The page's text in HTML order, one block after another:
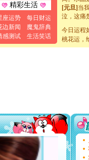
精彩生活
座运势
每日财运
边新闻
魔鬼辞典
感测试
生活笑话
[元旦] 当
泣，这痛
卖了。水
[春节]风
颜！冬去
道一声平
能正大光
天都要快
[圣诞节]
如意,快
[元旦]
看
今日运程
桃花运，